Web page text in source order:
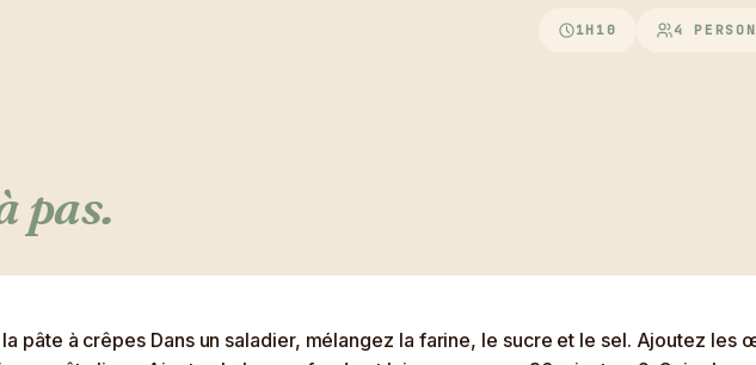
1H10 4
pas.
pâte à crêpes Dans un saladier, mélangez la farine, le sucre et le sel. Ajoutez